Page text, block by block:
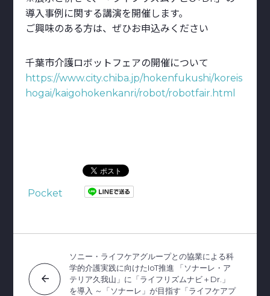
導入事例に関する講演を開催します。
ご興味のある方は、ぜひお申込みください
千葉市介護ロボットフェアの開催について
https://www.city.chiba.jp/hokenfukushi/koreis
hogai/kaigohokenkanri/robot/robotfair.html
Pocket
arrow_back
ソニー・ライフケアグループとの協業による科
学的介護実践に向けたIoT推進 「ソナーレ・ア
テリア久我山」に「ライフリズムナビ＋Dr.」
を導入 ～「ソナーレ」が目指す「ライフケアプ